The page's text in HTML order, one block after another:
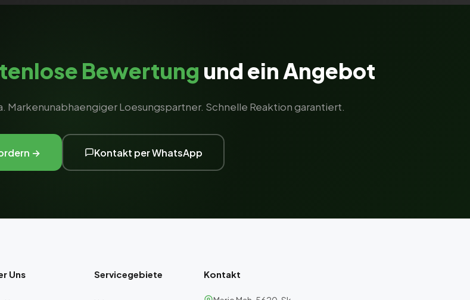
Bewertung und ein Angebot
Markenunabhaengiger Loesungspartner. Schnelle Reaktion garantiert.
→ Kontakt per WhatsApp
Uns Servicegebiete Kontakt